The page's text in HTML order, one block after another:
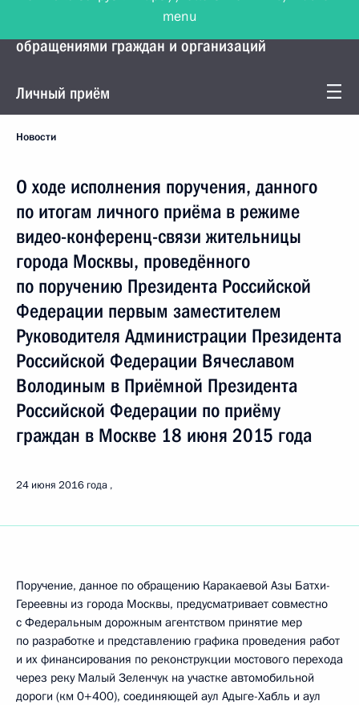
Управление Президента по работе с
обращениями граждан и организаций
Личный приём
Новости
О ходе исполнения поручения, данного
по итогам личного приёма в режиме
видео-конференц-связи жительницы
города Москвы, проведённого
по поручению Президента Российской
Федерации первым заместителем
Руководителя Администрации Президента
Российской Федерации Вячеславом
Володиным в Приёмной Президента
Российской Федерации по приёму
граждан в Москве 18 июня 2015 года
24 июня 2016 года
Поручение, данное по обращению Каракаевой Азы Батхи-
Гереевны из города Москвы, предусматривает совместно
с Федеральным дорожным агентством принятие мер
по разработке и представлению графика проведения работ
и их финансирования по реконструкции мостового перехода
через реку Малый Зеленчук на участке автомобильной
дороги (км 0+400), соединяющей аул Адыге-Хабль и аул
menu